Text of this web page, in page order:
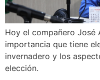
Hoy el compañero José
importancia que tiene
invernadero y los
elección.